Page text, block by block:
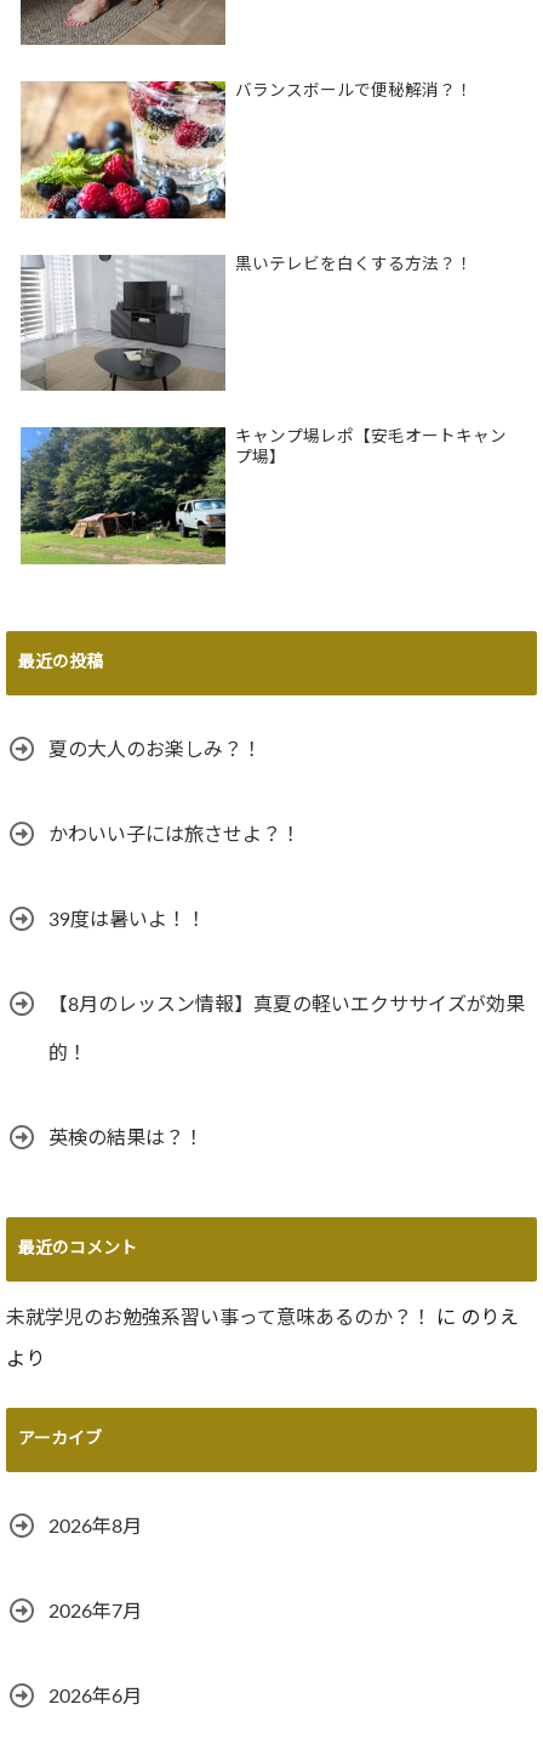
バランスボールで便秘解消？！
黒いテレビを白くする方法？！
キャンプ場レポ【安毛オートキャン
プ場】
最近の投稿
夏の大人のお楽しみ？！
かわいい子には旅させよ？！
39度は暑いよ！！
【8月のレッスン情報】真夏の軽いエクササイズが効果
的！
英検の結果は？！
最近のコメント
未就学児のお勉強系習い事って意味あるのか？！ に のりえ
より
アーカイブ
2026年8月
2026年7月
2026年6月